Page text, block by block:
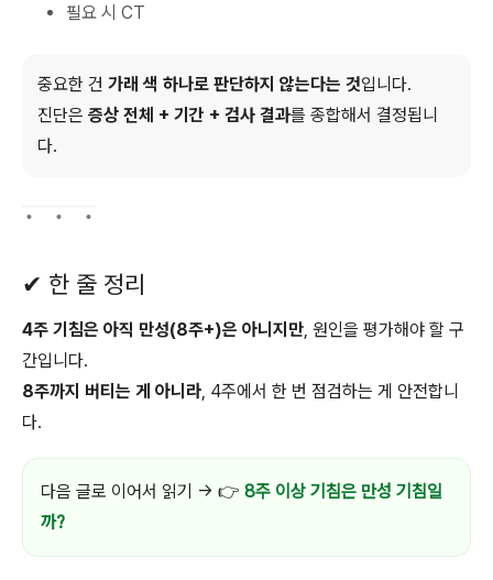
필요 시 CT
중요한 건 가래 색 하나로 판단하지 않는다는 것입니다.
진단은 증상 전체 + 기간 + 검사 결과를 종합해서 결정됩니
다.
✔ 한 줄 정리
4주 기침은 아직 만성(8주+)은 아니지만, 원인을 평가해야 할 구
간입니다.
8주까지 버티는 게 아니라, 4주에서 한 번 점검하는 게 안전합니
다.
다음 글로 이어서 읽기 → 👉 8주 이상 기침은 만성 기침일
까?